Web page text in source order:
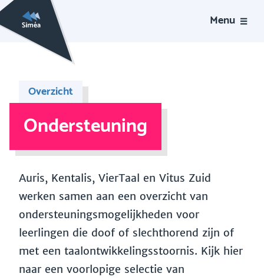
Menu
Overzicht
Ondersteuning
Auris, Kentalis, VierTaal en Vitus Zuid
werken samen aan een overzicht van
ondersteuningsmogelijkheden voor
leerlingen die doof of slechthorend zijn of
met een taalontwikkelingsstoornis. Kijk hier
naar een voorlopige selectie van